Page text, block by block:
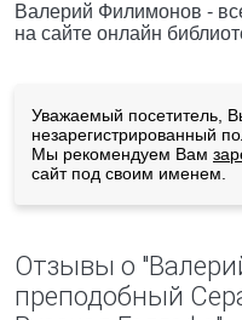
Валерий Филимонов -
на сайте онлайн
Уважаемый посетитель,
незарегистрированный
Мы рекомендуем Вам
сайт под своим именем.
Отзывы о
преподобный